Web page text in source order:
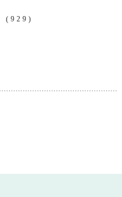
(929)